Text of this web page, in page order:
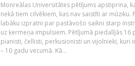
Monreālas Universitātes pētījums apstiprina,
nekā tiem cilvēkiem, kas nav saistīti ar mūziku.
labāku izpratni par pastāvošo saikni starp
uz ķermeņa impulsiem. Pētījumā piedalījās 16
pianisti, čellisti, perkusionisti un vijolnieki, kuri
– 10 gadu vecumā. Kā...